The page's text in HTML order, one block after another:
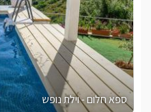
לצפייה באטרקציות
הגליל-אמירים -לחצו כאן
ספא חלום - וילת נופש